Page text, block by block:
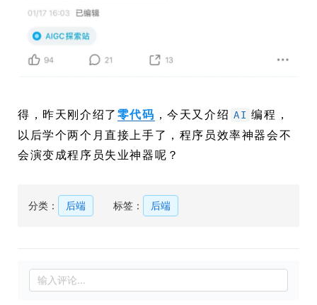
得，昨天刚介绍了 零代码 ，今天又介绍 AI 编程，
以后学个两个月直接上手了，程序员效率神器会不
会演变成程序员失业神器呢？
分类： 后端 标签： 后端